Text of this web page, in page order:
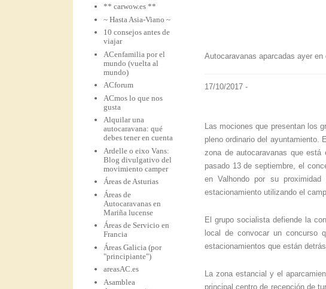
Autocaravanas aparcadas ayer
17/10/2017 -
Las mociones que presentan los
pleno ordinario del ayuntamiento.
zona de autocaravanas que
pasado 13 de septiembre, el
en Valhondo por su
estacionamiento utilizando el
El grupo socialista defiende la
local de convocar un concurso
estacionamientos que están
La zona estancial y el
principal centro de recepción de
** carwow.es **
~ Hasta Asia-Viano ~
10 consejos antes de
viajar
ACenfamilia por el
mundo (vuelta al
mundo)
ACforum
ACmos lo que nos
gusta
Alquilar una
autocaravana: qué
debes tener en cuenta
Ardelle o eixo Vans:
Blog divulgativo del
movimiento camper
Áreas de Asturias
Áreas de
Autocaravanas en
Mariña lucense
Áreas de Servicio en
Francia
Áreas Galicia (por
"principiante")
areasAC.es
Asamblea